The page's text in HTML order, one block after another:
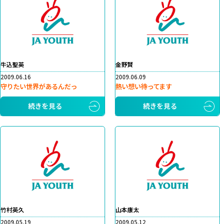
牛込聖英
2009.06.16
守りたい世界があるんだっ
続きを見る
金野賢
2009.06.09
熱い想い待ってます
続きを見る
竹村英久
2009.05.19
山本康太
2009.05.12